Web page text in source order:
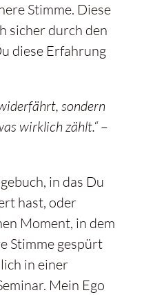
Stimme. Diese
sicher durch den
diese Erfahrung
sondern
wirklich zählt.“–
in das Du
hast, oder
Moment, in dem
Stimme gespürt
in einer
Mein Ego